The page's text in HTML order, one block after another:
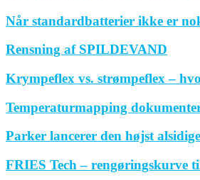
Når standardbatterier ikke er
Rensning af SPILDEVAND
Krympeflex vs. strømpeflex –
Temperaturmapping
Parker lancerer den højst
FRIES Tech – rengøringskurve